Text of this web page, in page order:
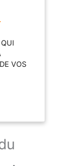
-
VOS
plats
pour